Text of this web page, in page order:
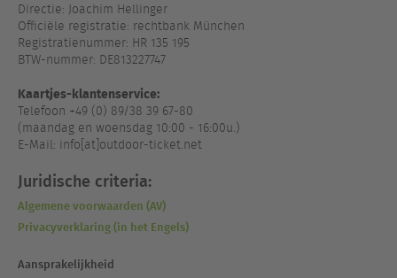
Directie: Joachim Hellinger
Officiële registratie: rechtbank München
Registratienummer: HR 135 195
BTW-nummer: DE813227747
Kaartjes-klantenservice:
Telefoon +49 (0) 89/38 39 67-80
(maandag en woensdag 10:00 - 16:00u.)
E-Mail: info[at]outdoor-ticket.net
Juridische criteria:
Algemene voorwaarden (AV)
Privacyverklaring (in het Engels)
Aansprakelijkheid